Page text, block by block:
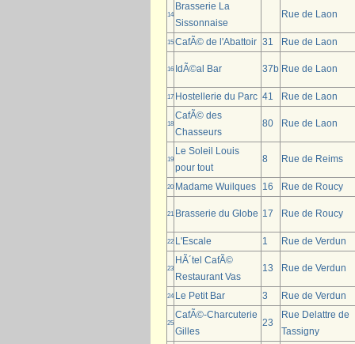
14
Brasserie La
Sissonnaise
Rue de Laon
15 CafÃ© de l'Abattoir 31 Rue de Laon
16 IdÃ©al Bar 37b Rue de Laon
17 Hostellerie du Parc 41 Rue de Laon
18
CafÃ© des
Chasseurs
80 Rue de Laon
19
Le Soleil Louis
pour tout
8 Rue de Reims
20 Madame Wuilques 16 Rue de Roucy
21 Brasserie du Globe 17 Rue de Roucy
22 L'Escale 1 Rue de Verdun
23
HÃ´tel CafÃ©
Restaurant Vas
13 Rue de Verdun
24 Le Petit Bar 3 Rue de Verdun
25
CafÃ©-Charcuterie
Gilles
23
Rue Delattre de
Tassigny